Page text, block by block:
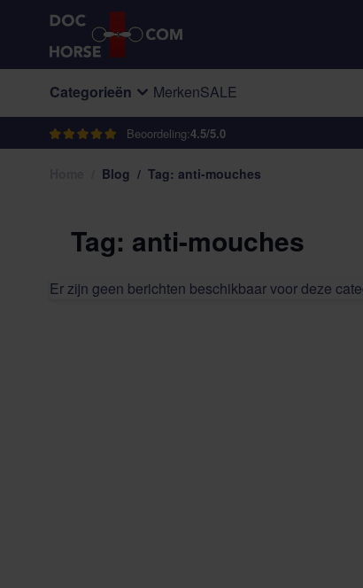
Ga naar de inhoud
Beoordeling:4.5/5.0
Categorieën MerkenSALE
Blog / Tag: anti-mouches
Tag: anti-mouches
Er zijn geen berichten beschikbaar voor deze